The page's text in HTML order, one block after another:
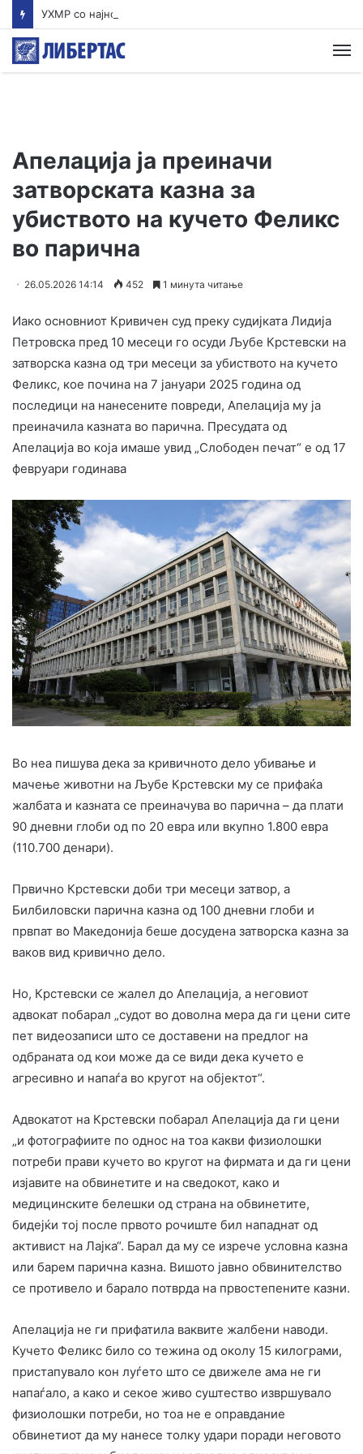
Апелација ја преиначи
затворската казна за
убиството на кучето Феликс
во парична
26.05.2026 14:14 452 1 минута читање
Иако основниот Кривичен суд преку судијката Лидија
Петровска пред 10 месеци го осуди Љубе Крстевски на
затворска казна од три месеци за убиството на кучето
Феликс, кое почина на 7 јануари 2025 година од
последици на нанесените повреди, Апелација му ја
преиначила казната во парична. Пресудата од
Апелација во која имаше увид „Слободен печат“ е од 17
февруари годинава
Во неа пишува дека за кривичното дело убивање и
мачење животни на Љубе Крстевски му се прифаќа
жалбата и казната се преиначува во парична – да плати
90 дневни глоби од по 20 евра или вкупно 1.800 евра
(110.700 денари).
Првично Крстевски доби три месеци затвор, а
Билбиловски парична казна од 100 дневни глоби и
првпат во Македонија беше досудена затворска казна за
ваков вид кривично дело.
Но, Крстевски се жалел до Апелација, а неговиот
адвокат побарал „судот во доволна мера да ги цени сите
пет видеозаписи што се доставени на предлог на
одбраната од кои може да се види дека кучето е
агресивно и напаѓа во кругот на објектот“.
Адвокатот на Крстевски побарал Апелација да ги цени
„и фотографиите по однос на тоа какви физиолошки
потреби прави кучето во кругот на фирмата и да ги цени
изјавите на обвинетите и на сведокот, како и
медицинските белешки од страна на обвинетите,
бидејќи тој после првото рочиште бил нападнат од
активист на Лајка“. Барал да му се изрече условна казна
или барем парична казна. Вишото јавно обвинителство
се противело и барало потврда на првостепените казни.
Апелација не ги прифатила ваквите жалбени наводи.
Кучето Феликс било со тежина од околу 15 килограми,
пристапувало кон луѓето што се движеле ама не ги
напаѓало, а како и секое живо суштество извршувало
физиолошки потреби, но тоа не е оправдание
обвинетиот да му нанесе толку удари поради неговото